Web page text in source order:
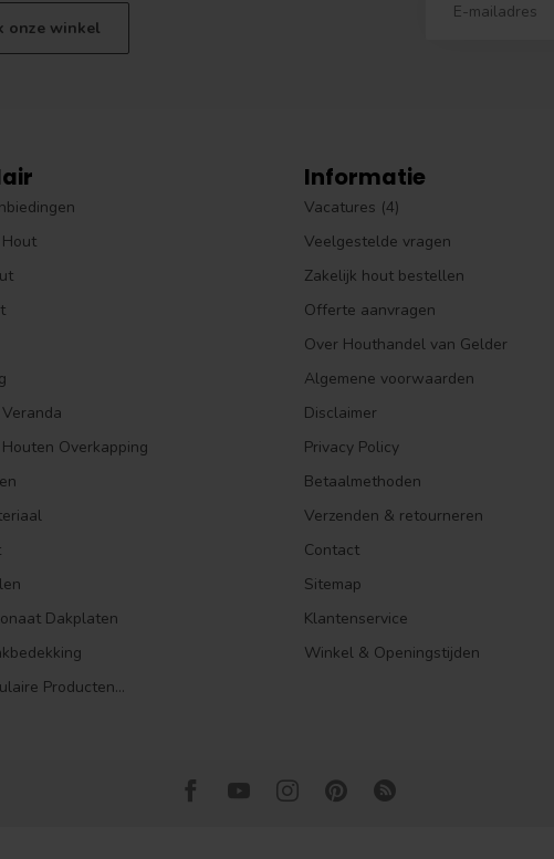
onze winkel
Overkapping
Dakplaten
Producten...
Informatie
Vacatures (4)
Veelgestelde vragen
Zakelijk hout bestellen
Offerte aanvragen
Over Houthandel van Gelder
Algemene voorwaarden
Disclaimer
Privacy Policy
Betaalmethoden
Verzenden & retourneren
Contact
Sitemap
Klantenservice
Winkel & Openingstijden